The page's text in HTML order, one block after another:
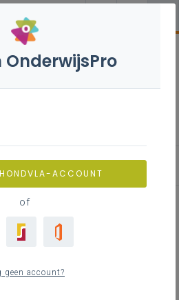
in de
ACCOUNT
of
geen account?